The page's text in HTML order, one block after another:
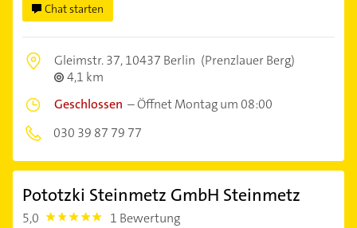
Chat starten
Gleimstr. 37,10437 Berlin (Prenzlauer Berg)
4,1 km
Geschlossen –Öffnet Montag um 08:00
030 39 87 79 77
Pototzki Steinmetz GmbH Steinmetz
5,0 5.0 1 Bewertung